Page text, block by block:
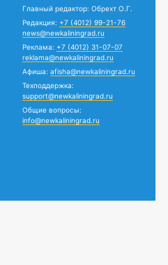
Главный редактор: Обрехт О.Г.
Редакция: +7 (4012) 99-21-76
news@newkaliningrad.ru
Реклама: +7 (4012) 31-07-07
reklama@newkaliningrad.ru
Афиша: afisha@newkaliningrad.ru
Техподдержка:
support@newkaliningrad.ru
Общие вопросы:
info@newkaliningrad.ru